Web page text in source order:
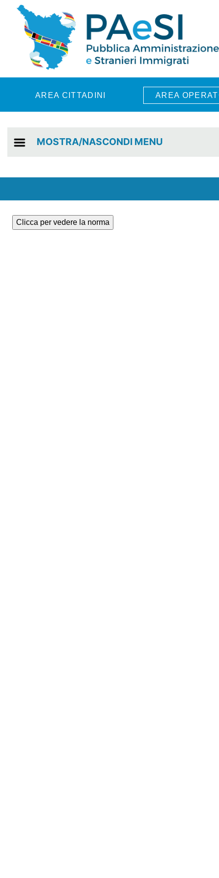
Skip to main content
AREA CITTADINI AREA
MOSTRA/NASCONDI MENU
Clicca per vedere la norma